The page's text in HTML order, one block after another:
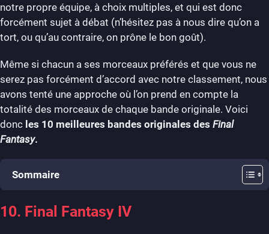
notre propre équipe, à choix multiples, et qui est donc
forcément sujet à débat (n’hésitez pas à nous dire qu’on a
tort, ou qu’au contraire, on prône le bon goût).
Même si chacun a ses morceaux préférés et que vous ne
serez pas forcément d’accord avec notre classement, nous
avons tenté une approche où l’on prend en compte la
totalité des morceaux de chaque bande originale. Voici
donc les 10 meilleures bandes originales des Final
Fantasy.
Sommaire
10. Final Fantasy IV